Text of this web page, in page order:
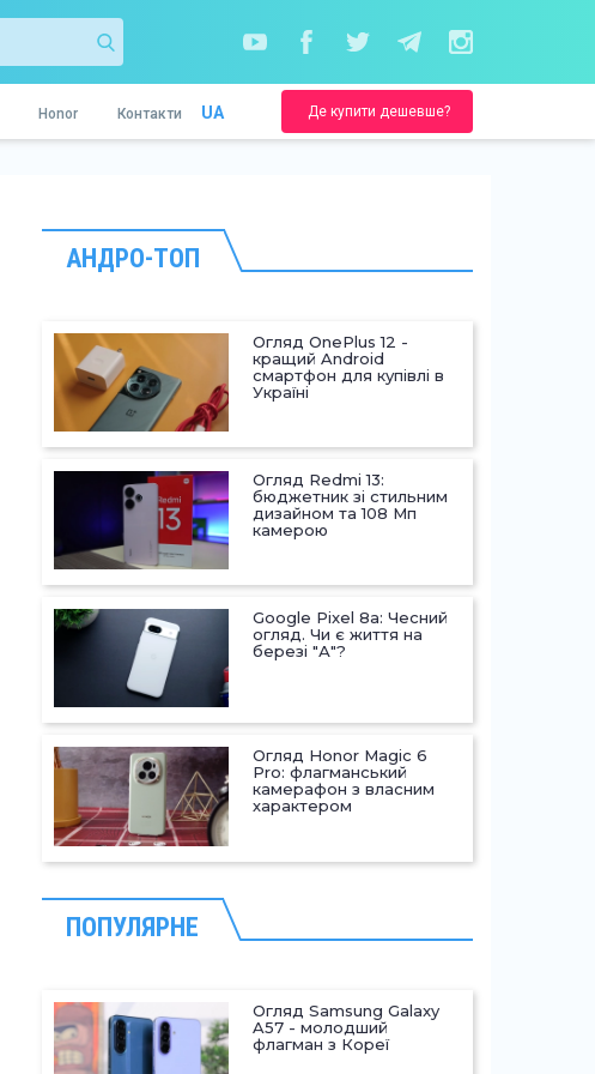
Honor Контакти UA Де купити дешевше?
АНДРО-ТОП
Огляд OnePlus 12 -
кращий Android
смартфон для купівлі в
Україні
Огляд Redmi 13:
бюджетник зі стильним
дизайном та 108 Мп
камерою
Google Pixel 8a: Чесний
огляд. Чи є життя на
березі "А"?
Огляд Honor Magic 6
Pro: флагманський
камерафон з власним
характером
ПОПУЛЯРНЕ
Огляд Samsung Galaxy
A57 - молодший
флагман з Кореї